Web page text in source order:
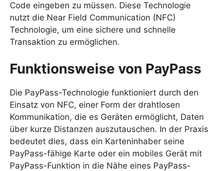
Code eingeben zu müssen. Diese Technologie
nutzt die Near Field Communication (NFC)
Technologie, um eine sichere und schnelle
Transaktion zu ermöglichen.
Funktionsweise von PayPass
Die PayPass-Technologie funktioniert durch den
Einsatz von NFC, einer Form der drahtlosen
Kommunikation, die es Geräten ermöglicht, Daten
über kurze Distanzen auszutauschen. In der Praxis
bedeutet dies, dass ein Karteninhaber seine
PayPass-fähige Karte oder ein mobiles Gerät mit
PayPass-Funktion in die Nähe eines PayPass-